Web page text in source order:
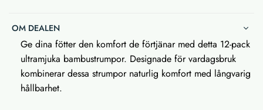
OM DEALEN
Ge dina fötter den komfort de förtjänar med detta 12-pack
ultramjuka bambustrumpor. Designade för vardagsbruk
kombinerar dessa strumpor naturlig komfort med långvarig
hållbarhet.